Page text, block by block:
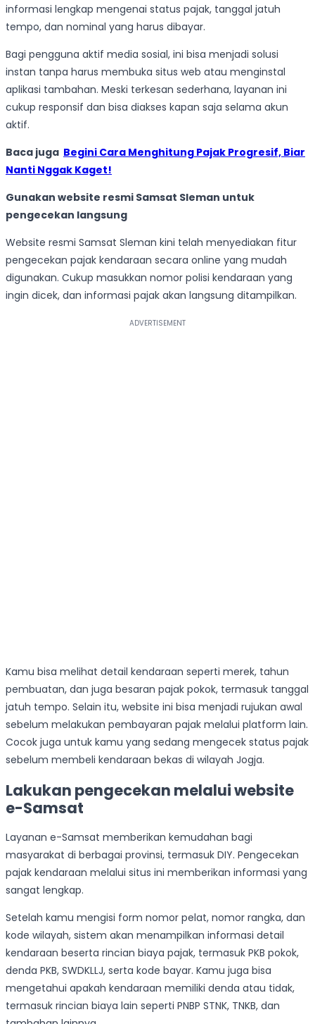
informasi lengkap mengenai status pajak, tanggal jatuh
tempo, dan nominal yang harus dibayar.
Bagi pengguna aktif media sosial, ini bisa menjadi solusi
instan tanpa harus membuka situs web atau menginstal
aplikasi tambahan. Meski terkesan sederhana, layanan ini
cukup responsif dan bisa diakses kapan saja selama akun
aktif.
Baca juga Begini Cara Menghitung Pajak Progresif, Biar
Nanti Nggak Kaget!
Gunakan website resmi Samsat Sleman untuk
pengecekan langsung
Website resmi Samsat Sleman kini telah menyediakan fitur
pengecekan pajak kendaraan secara online yang mudah
digunakan. Cukup masukkan nomor polisi kendaraan yang
ingin dicek, dan informasi pajak akan langsung ditampilkan.
Kamu bisa melihat detail kendaraan seperti merek, tahun
pembuatan, dan juga besaran pajak pokok, termasuk tanggal
jatuh tempo. Selain itu, website ini bisa menjadi rujukan awal
sebelum melakukan pembayaran pajak melalui platform lain.
Cocok juga untuk kamu yang sedang mengecek status pajak
sebelum membeli kendaraan bekas di wilayah Jogja.
Lakukan pengecekan melalui website
e-Samsat
Layanan e-Samsat memberikan kemudahan bagi
masyarakat di berbagai provinsi, termasuk DIY. Pengecekan
pajak kendaraan melalui situs ini memberikan informasi yang
sangat lengkap.
Setelah kamu mengisi form nomor pelat, nomor rangka, dan
kode wilayah, sistem akan menampilkan informasi detail
kendaraan beserta rincian biaya pajak, termasuk PKB pokok,
denda PKB, SWDKLLJ, serta kode bayar. Kamu juga bisa
mengetahui apakah kendaraan memiliki denda atau tidak,
termasuk rincian biaya lain seperti PNBP STNK, TNKB, dan